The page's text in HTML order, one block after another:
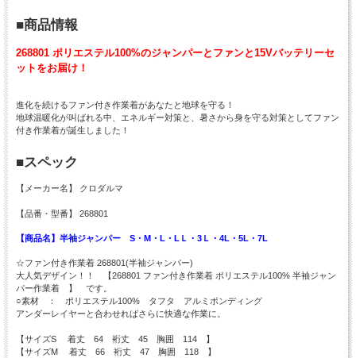
■商品情報
268801 ポリエステル100%のジャンパーとファンと15Vバッテリーセ
ットをお届け！
進化を続けるファン付き作業着があなたと地球を守る！
地球温暖化が叫ばれる中、エネルギー対策と、暑さから身を守る対策としてファン
付き作業着が誕生しました！
■スペック
【メーカー名】 クロダルマ
【品番・型番】 268801
【商品名】半袖ジャンパー S・M・L・LＬ・3Ｌ・4L・5L・7L
☆ファン付き作業着 268801(半袖ジャンパー)
大人気デザイン！！ 【268801 ファン付き作業着 ポリエステル100% 半袖ジャン
パー作業着 】 です。
○素材 ： ポリエステル100% タフタ アルミボンディング
アンダーレイヤーと合わせればさらに快適な作業に。
【サイズS 着丈 64 裄丈 45 胸囲 114 】
【サイズM 着丈 66 裄丈 47 胸囲 118 】